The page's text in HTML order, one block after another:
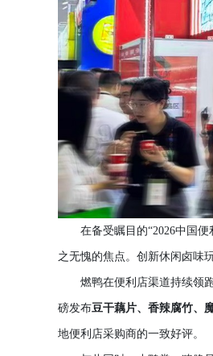
在备受瞩目的“2026中国
之无愧的焦点。创新休闲卤味
燃鸭在便利店渠道持续领
磅发布豆干藕片、 香辣腐竹、
地便利店采购商的一致好评。